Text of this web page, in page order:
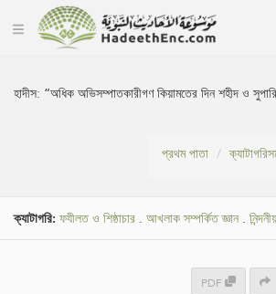
হাদীস: “অধিক অভিসম্পাতকারীগণ কিয়ামতের দিন শহীদ ও
প্রথম পাতা
ক্যাটাগরি: ফযীলত ও শিষ্ঠাচার . আখলাক সম্পর্কিত জ্ঞান.
PDF